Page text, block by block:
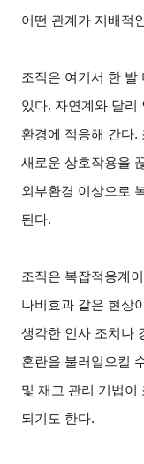
어떤 관계가 지배적
조직은 여기서 한 발
있다. 자연계와 달리
환경에 적응해 간다.
새로운 상호작용을
외부환경 이상으로
된다.
조직은 복잡적응계
나비효과 같은 현상
생각한 인사 조치나
혼란을 불러일으킬
및 재고 관리 기법이
되기도 한다.